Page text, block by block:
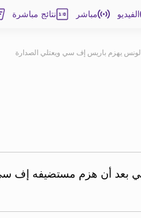
الفيديو مباشر نتائج مباشرة
لونس يهزم باريس إف سي ويعتلي الصدارة